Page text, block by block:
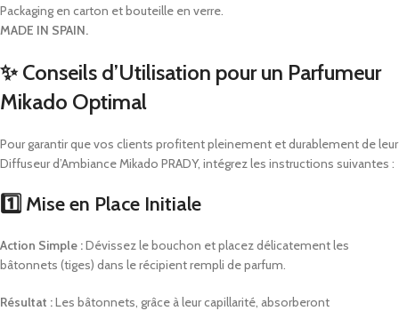
Packaging en carton et bouteille en verre.
MADE IN SPAIN.
✨ Conseils d’Utilisation pour un Parfumeur
Mikado Optimal
Pour garantir que vos clients profitent pleinement et durablement de leur
Diffuseur d’Ambiance Mikado PRADY, intégrez les instructions suivantes :
1️⃣ Mise en Place Initiale
Action Simple :Dévissez le bouchon et placez délicatement les
bâtonnets (tiges) dans le récipient rempli de parfum.
Résultat :Les bâtonnets, grâce à leur capillarité, absorberont